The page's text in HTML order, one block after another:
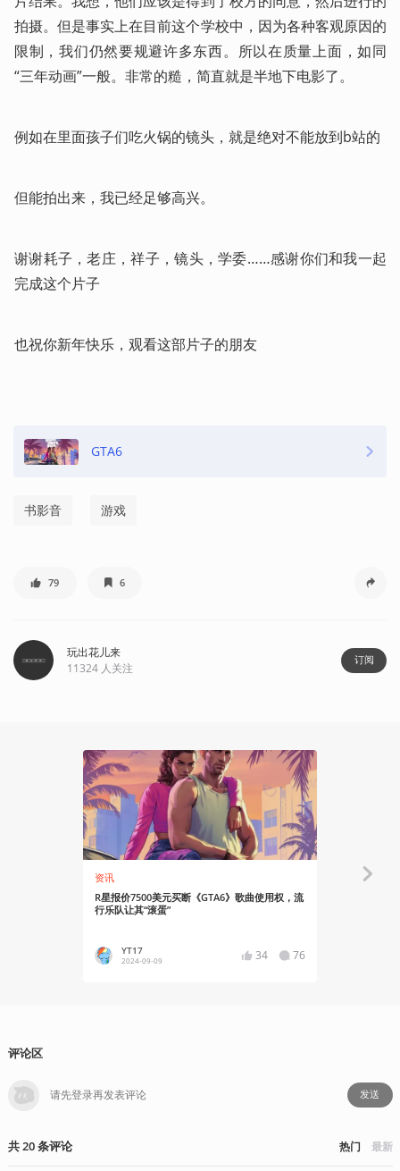
拍摄。但是事实上在目前这个学校中，因为各种客观原因的
限制，我们仍然要规避许多东西。所以在质量上面，如同
“三年动画”一般。非常的糙，简直就是半地下电影了。
例如在里面孩子们吃火锅的镜头，就是绝对不能放到b站的
但能拍出来，我已经足够高兴。
谢谢耗子，老庄，祥子，镜头，学委……感谢你们和我一起
完成这个片子
也祝你新年快乐，观看这部片子的朋友
GTA6
书影音 游戏
79 6
玩出花儿来
11324 人关注
订阅
资讯
R星报价7500美元买断《GTA6》歌曲使用权，流
行乐队让其“滚蛋”
YT17
2024-09-09 34 76
知识挖掘机
评论区
发送
共20条评论 热门 最新